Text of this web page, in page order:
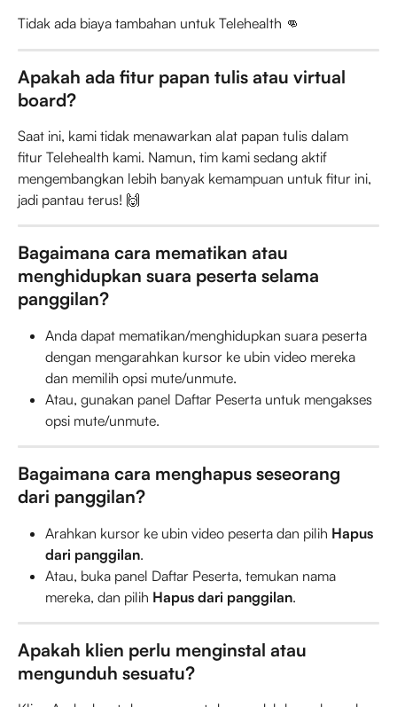
Tidak ada biaya tambahan untuk Telehealth 👊
Apakah ada fitur papan tulis atau virtual
board?
Saat ini, kami tidak menawarkan alat papan tulis dalam
fitur Telehealth kami. Namun, tim kami sedang aktif
mengembangkan lebih banyak kemampuan untuk fitur ini,
jadi pantau terus! 🙌
Bagaimana cara mematikan atau
menghidupkan suara peserta selama
panggilan?
Anda dapat mematikan/menghidupkan suara peserta
dengan mengarahkan kursor ke ubin video mereka
dan memilih opsi mute/unmute.
Atau, gunakan panel Daftar Peserta untuk mengakses
opsi mute/unmute.
Bagaimana cara menghapus seseorang
dari panggilan?
Arahkan kursor ke ubin video peserta dan pilih Hapus
dari panggilan.
Atau, buka panel Daftar Peserta, temukan nama
mereka, dan pilih Hapus dari panggilan.
Apakah klien perlu menginstal atau
mengunduh sesuatu?